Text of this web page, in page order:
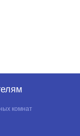
комнат